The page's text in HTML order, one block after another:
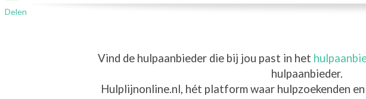
Vind de hulpaanbieder die bij jou past in het
hulpaanbieder.
Hulplijnonline.nl, hét platform waar hulpzoekenden
WhatsApp
Delen